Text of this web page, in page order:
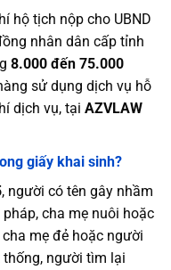
hộ tịch nộp cho UBND
nhân dân cấp tỉnh
8.000 đến 75.000
sử dụng dịch vụ hỗ
dịch vụ, tại AZVLAW
giấy khai sinh?
, người có tên gây nhầm
cha mẹ nuôi hoặc
mẹ đẻ hoặc người
người tìm lại